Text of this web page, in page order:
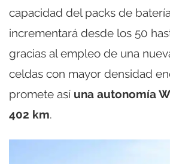
capacidad del packs de
incrementará desde los 50
gracias al empleo de una
celdas con mayor densidad
promete así una autonomía
402 km.